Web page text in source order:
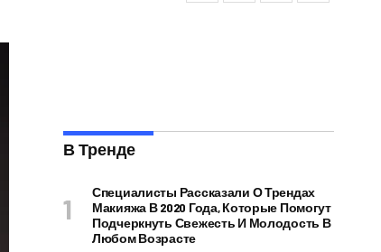
В Тренде
Специалисты Рассказали О Трендах
Макияжа В 2020 Года, Которые Помогут
Подчеркнуть Свежесть И Молодость В
Любом Возрасте